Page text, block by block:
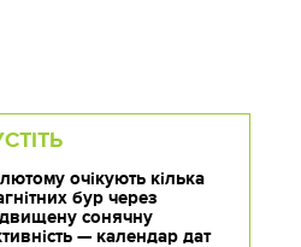
очікують кілька
бур через
сонячну
— календар дат